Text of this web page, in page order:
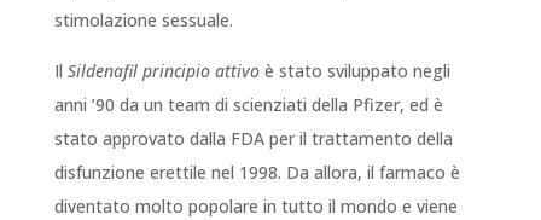
stimolazione sessuale.
Il Sildenafil principio attivoè stato sviluppato negli
anni ’90 da un team di scienziati della Pfizer, ed è
stato approvato dalla FDA per il trattamento della
disfunzione erettile nel 1998. Da allora, il farmaco è
diventato molto popolare in tutto il mondo e viene